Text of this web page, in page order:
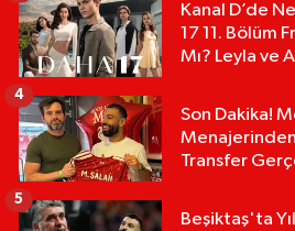
Kanal D’de
17 11. Bölüm
Mı? Leyla ve
Son Dakika!
Menajerinden
Transfer
4
Beşiktaş'ta
5